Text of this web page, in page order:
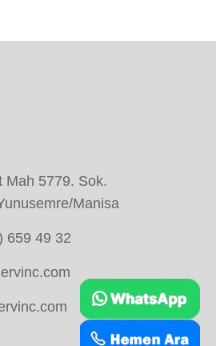
Mah 5779. Sok.
Manisa
659 49 32